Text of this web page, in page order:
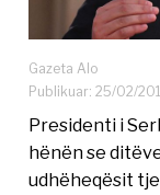
Gazeta Alo
Publikuar: 25/02/
Presidenti i
hënën se
udhëheqësit